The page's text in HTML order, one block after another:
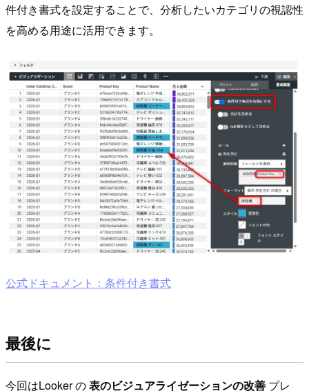
件付き書式を設定することで、分析したいカテゴリの視認性
を高める用途に活用できます。
公式ドキュメント：条件付き書式
最後に
今回はLooker の表のビジュアライゼーションの改善 プレ